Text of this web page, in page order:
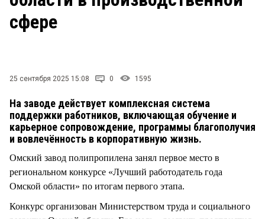
ПРОИСШЕСТВИЯ
Архив
сфере
25 сентября 2025 15:08 0 1595
На заводе действует комплексная система
поддержки работников, включающая обучение и
карьерное сопровождение, программы благополучия
и вовлечённость в корпоративную жизнь.
Омский завод полипропилена занял первое место в
региональном конкурсе «Лучший работодатель года
Омской области» по итогам первого этапа.
Конкурс организован Министерством труда и социального